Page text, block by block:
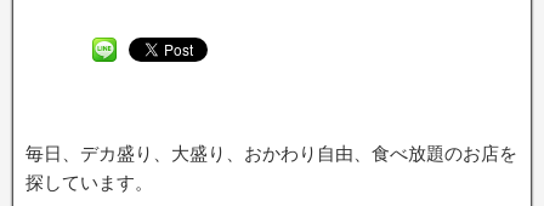
毎日、デカ盛り、大盛り、おかわり自由、食べ放題のお店を
探しています。